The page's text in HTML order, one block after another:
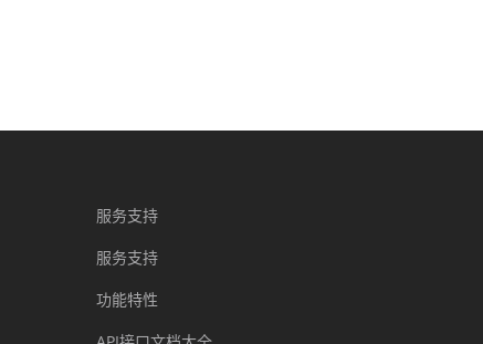
服务支持
服务支持
功能特性